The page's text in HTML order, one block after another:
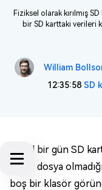
Fiziksel olarak kırılmış
bir SD karttaki verileri
William
12:35:58 SD
Güzel bir gün SD
hiçbir dosya
boş bir klasör